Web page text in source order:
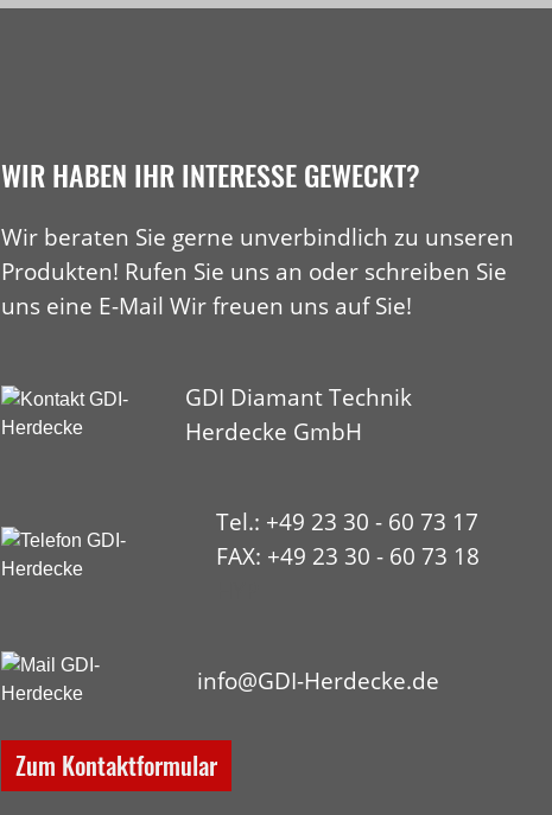
WIR HABEN IHR INTERESSE GEWECKT?
Wir beraten Sie gerne unverbindlich zu unseren
Produkten! Rufen Sie uns an oder schreiben Sie
uns eine E-Mail Wir freuen uns auf Sie!
GDI Diamant Technik
Herdecke GmbH
Tel.: +49 23 30 - 60 73 17
FAX: +49 23 30 - 60 73 18
info@GDI-Herdecke.de
Zum Kontaktformular